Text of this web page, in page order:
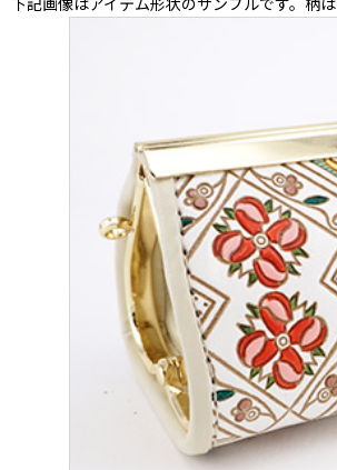
下記画像はアイテム形状のサンプルです。柄